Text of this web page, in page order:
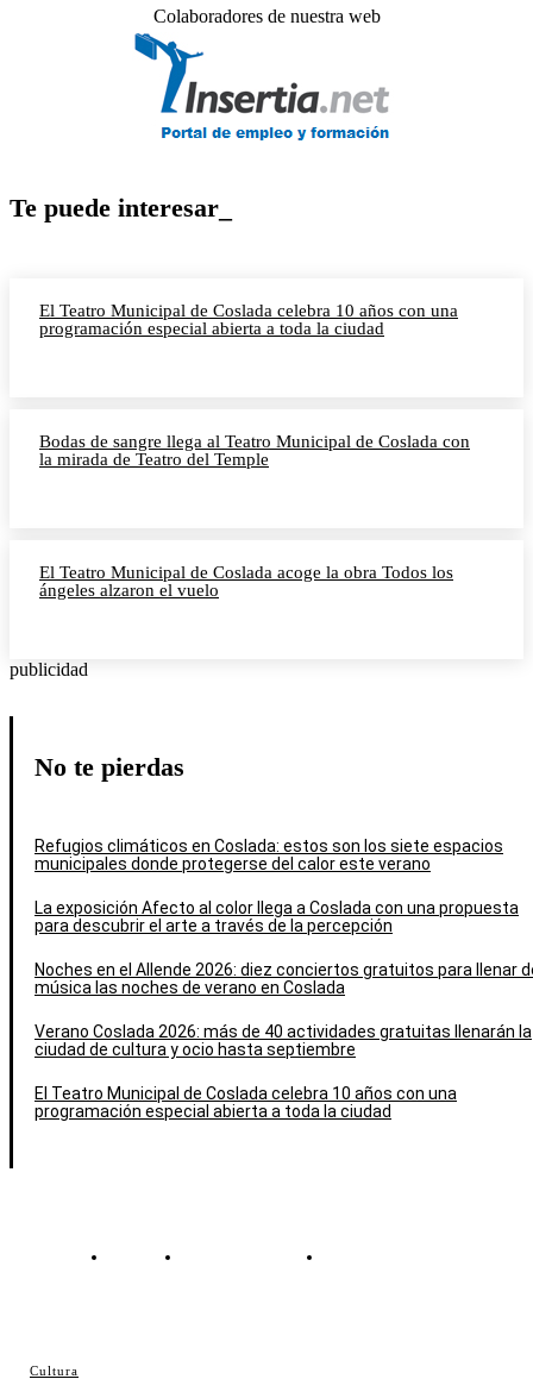
Cultura
Colaboradores de nuestra web
Te puede interesar_
El Teatro Municipal de Coslada celebra 10 años con una
programación especial abierta a toda la ciudad
Bodas de sangre llega al Teatro Municipal de Coslada con
la mirada de Teatro del Temple
El Teatro Municipal de Coslada acoge la obra Todos los
ángeles alzaron el vuelo
publicidad
No te pierdas
Refugios climáticos en Coslada: estos son los siete espacios
municipales donde protegerse del calor este verano
La exposición Afecto al color llega a Coslada con una propuesta
para descubrir el arte a través de la percepción
Noches en el Allende 2026: diez conciertos gratuitos para llenar
música las noches de verano en Coslada
Verano Coslada 2026: más de 40 actividades gratuitas llenarán la
ciudad de cultura y ocio hasta septiembre
El Teatro Municipal de Coslada celebra 10 años con una
programación especial abierta a toda la ciudad
Contacto Política de cookies